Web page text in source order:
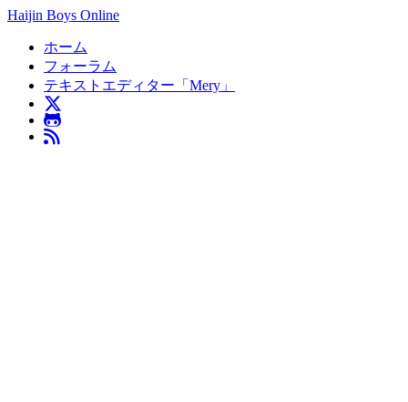
Haijin Boys Online
ホーム
フォーラム
テキストエディター「Mery」